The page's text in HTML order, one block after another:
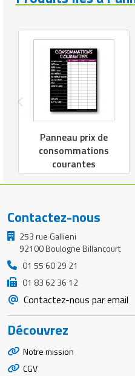
Panneau prix de
consommations
courantes
Contactez-nous
253 rue Gallieni
92100 Boulogne Billancourt
01 55 60 29 21
01 83 62 36 12
Contactez-nous par email
Découvrez
Notre mission
CGV